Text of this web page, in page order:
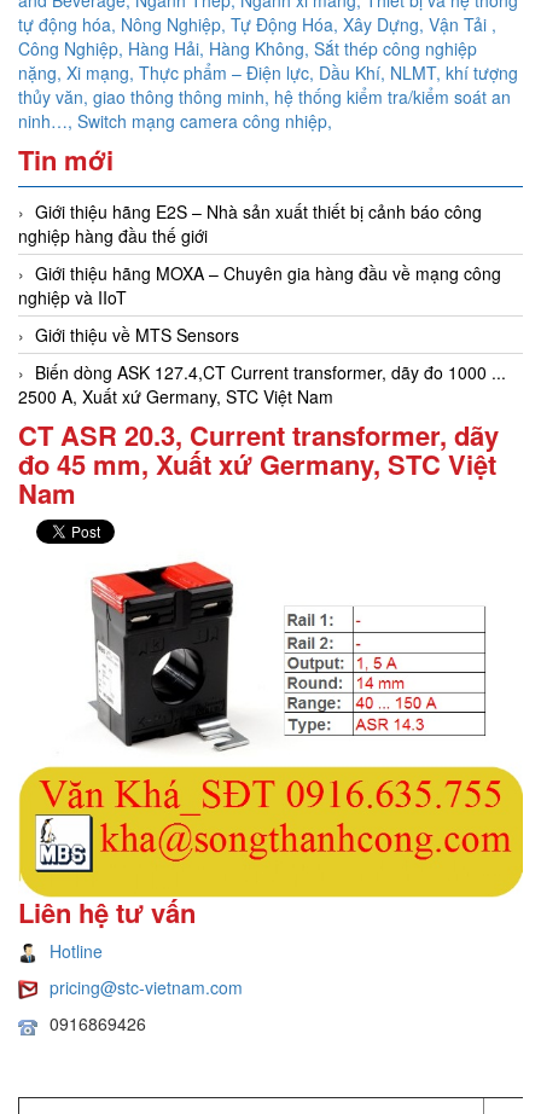
tự động hóa, Nông Nghiệp, Tự Động Hóa, Xây Dựng, Vận Tải ,
Công Nghiệp, Hàng Hải, Hàng Không, Sắt thép công nghiệp
nặng, Xi mạng, Thực phẩm – Điện lực, Dầu Khí, NLMT, khí tượng
thủy văn, giao thông thông minh, hệ thống kiểm tra/kiểm soát an
ninh…, Switch mạng camera công nhiệp,
Tin mới
Giới thiệu hãng E2S – Nhà sản xuất thiết bị cảnh báo công
nghiệp hàng đầu thế giới
Giới thiệu hãng MOXA – Chuyên gia hàng đầu về mạng công
nghiệp và IIoT
Giới thiệu về MTS Sensors
Biến dòng ASK 127.4,CT Current transformer, dãy đo 1000 ...
2500 A, Xuất xứ Germany, STC Việt Nam
CT ASR 20.3, Current transformer, dãy
đo 45 mm, Xuất xứ Germany, STC Việt
Nam
Liên hệ tư vấn
Hotline
pricing@stc-vietnam.com
0916869426